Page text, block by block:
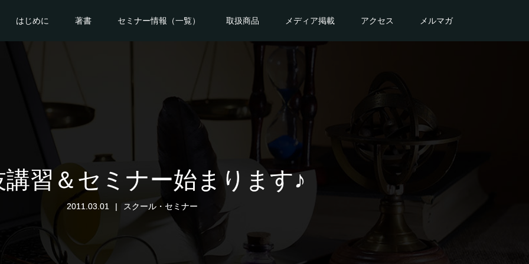
はじめに 著書 セミナー情報（一覧） 取扱商品 メディア掲載 アクセス メルマガ
習＆セミナー始まります♪
2011.03.01 スクール・セミナー